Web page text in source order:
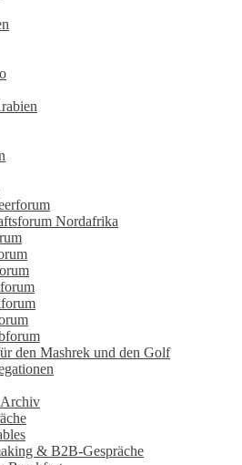
Nordafrika
den Mashrek und den Golf
Archiv
& B2B-Gespräche